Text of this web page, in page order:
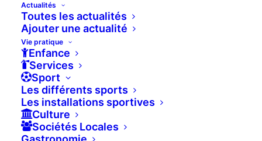
Actualités
Toutes les actualités
Ajouter une actualité
Vie pratique
Enfance
Services
Sport
Les différents sports
Les installations sportives
Culture
Sociétés Locales
3 juillet-4 juillet
Fête Lacustre
Plage de Mies
10h30